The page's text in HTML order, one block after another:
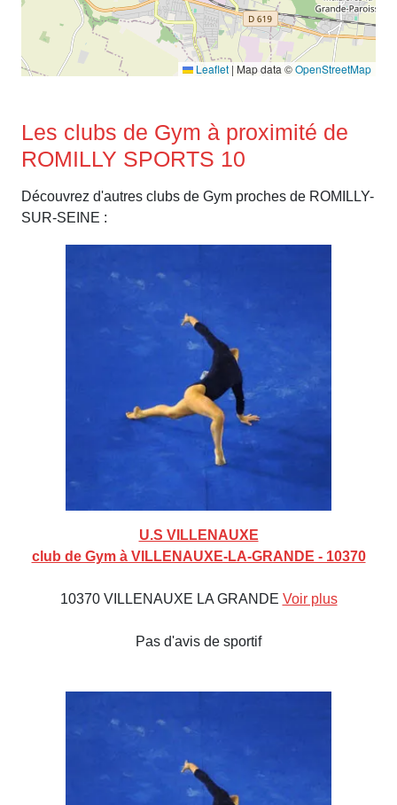
Leaflet | Map data ©OpenStreetMap
Les clubs de Gym à proximité de
ROMILLY SPORTS 10
Découvrez d'autres clubs de Gym proches de ROMILLY-
SUR-SEINE :
U.S VILLENAUXE
club de Gym à VILLENAUXE-LA-GRANDE - 10370
10370 VILLENAUXE LA GRANDE Voir plus
Pas d'avis de sportif